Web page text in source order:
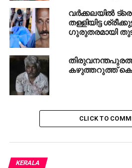
198
കാസര്‍കോട്
189
വയനാട്
182
പത്തനംതിട്ട
167
വര്‍ക്കലയില്‍
തള്ളിയിട്ട
ഗുരുതരമായി
കഴുത്തറുത്ത്
CLICK TO
KERALA